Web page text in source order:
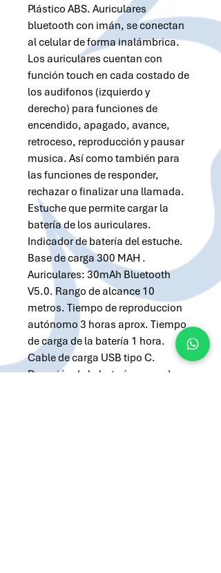
Plástico ABS. Auriculares
bluetooth con imán, se conectan
al celular de forma inalámbrica.
Los auriculares cuentan con
función touch en cada costado de
los audifonos (izquierdo y
derecho) para funciones de
encendido, apagado, avance,
retroceso, reproducción y pausar
musica. Así como también para
las funciones de responder,
rechazar o finalizar una llamada.
Estuche que permite cargar la
batería de los auriculares.
Indicador de batería del estuche.
Base de carga 300 MAH .
Auriculares: 30mAh Bluetooth
V5.0. Rango de alcance 10
metros. Tiempo de reproduccion
autónomo 3 horas aprox. Tiempo
de carga de la batería 1 hora.
Cable de carga USB tipo C.
Duración de la batería en modo